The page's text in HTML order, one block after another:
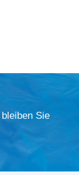
Sie